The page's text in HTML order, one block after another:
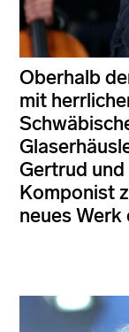
Oberhalb
mit
Gertrud und
Komponist
neues